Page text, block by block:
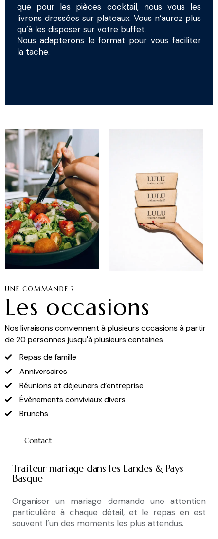
que pour les pièces cocktail, nous vous les
livrons dressées sur plateaux. Vous n’aurez plus
qu’à les disposer sur votre buffet.
Nous adapterons le format pour vous faciliter
la tache.
UNE COMMANDE ?
Les occasions
Nos livraisons conviennent à plusieurs occasions à partir
de 20 personnes jusqu'à plusieurs centaines
Repas de famille
Anniversaires
Réunions et déjeuners d’entreprise
Évènements conviviaux divers
Brunchs
Contact
Traiteur mariage dans les Landes & Pays
Basque
Organiser un mariage demande une attention
particulière à chaque détail, et le repas en est
souvent l’un des moments les plus attendus.